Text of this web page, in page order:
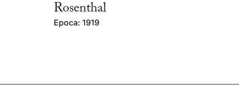
Rosenthal
Epoca: 1919